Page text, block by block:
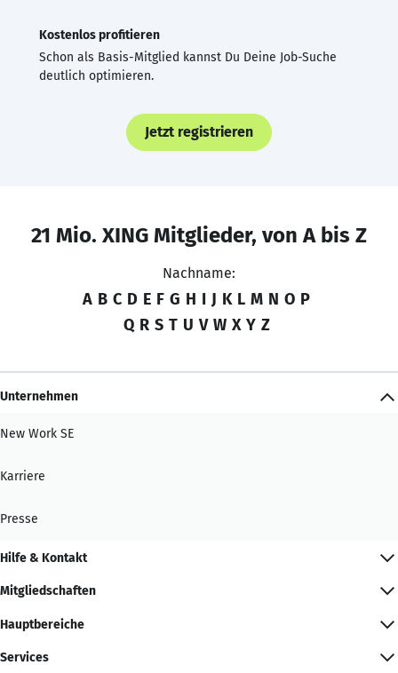
Kostenlos profitieren
Schon als Basis-Mitglied kannst Du Deine Job-Suche
deutlich optimieren.
Jetzt registrieren
21 Mio. XING Mitglieder, von A bis Z
Nachname:
A B C D E F G H I J K L M N O P
Q R S T U V W X Y Z
Unternehmen
New Work SE
Karriere
Presse
Hilfe & Kontakt
Mitgliedschaften
Hauptbereiche
Services